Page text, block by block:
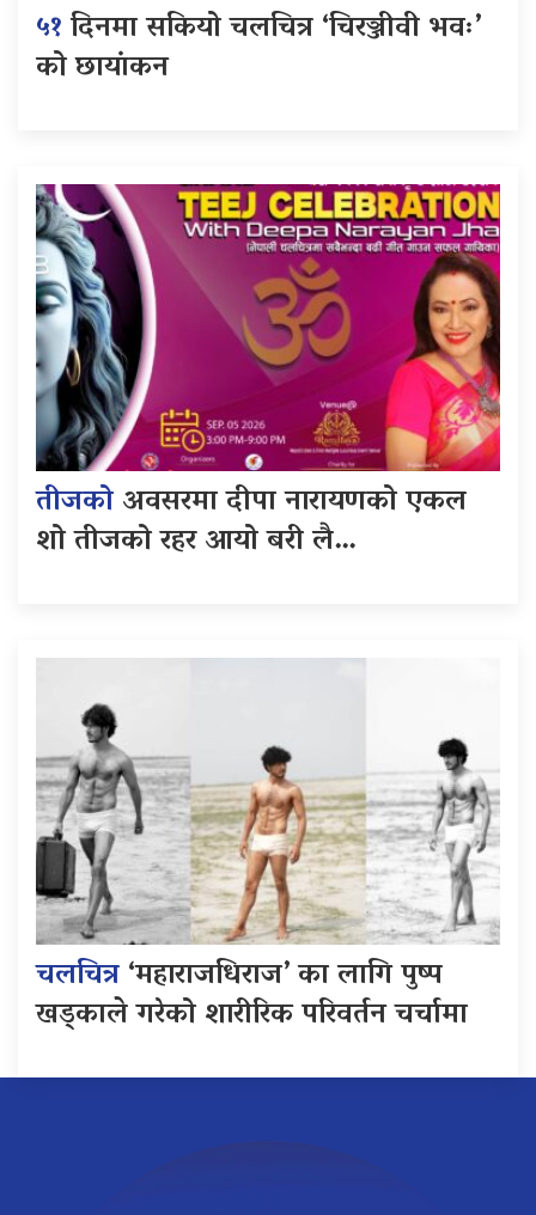
५१दिनमा सकियो चलचित्र ‘चिरञ्जीवी भवः’
को छायांकन
तीजकोअवसरमा दीपा नारायणको एकल
शो तीजको रहर आयो बरी लै…
चलचित्र‘महाराजधिराज’ का लागि पुष्प
खड्काले गरेको शारीरिक परिवर्तन चर्चामा